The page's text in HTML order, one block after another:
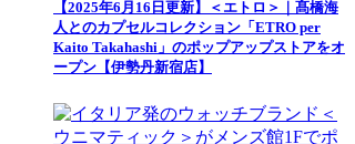
【2025年6月16日更新】＜エトロ＞｜髙橋海
人とのカプセルコレクション「ETRO per
Kaito Takahashi」のポップアップストアをオ
ープン【伊勢丹新宿店】